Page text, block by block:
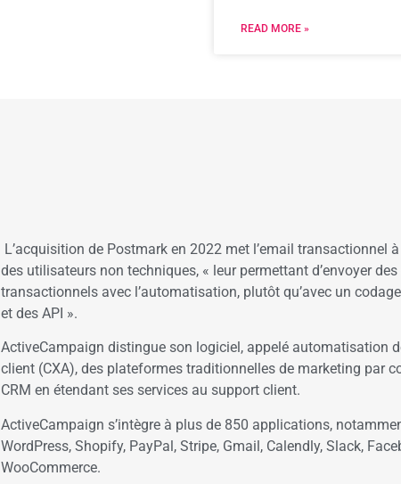
READ MORE »
L’acquisition de Postmark en 2022 met l’email transactionnel
des utilisateurs non techniques, « leur permettant d’envoyer
transactionnels avec l’automatisation, plutôt qu’avec un
et des API ».
ActiveCampaign distingue son logiciel, appelé automatisation
client (CXA), des plateformes traditionnelles de marketing par
CRM en étendant ses services au support client.
ActiveCampaign s’intègre à plus de 850 applications,
WordPress, Shopify, PayPal, Stripe, Gmail, Calendly, Slack,
WooCommerce.